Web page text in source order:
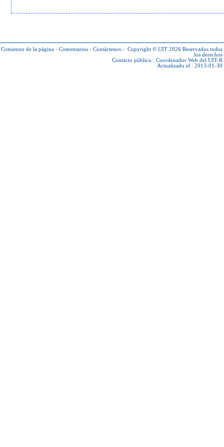
Comienzo de la página - Comentarios - Contáctenos - Copyright © UIT 2026 Reservados todos
los derechos
Contacto público : Coordenador Web del UIT-R
Actualizado el : 2013-01-30